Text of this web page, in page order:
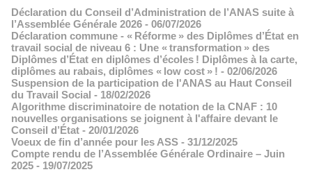
Déclaration du Conseil d’Administration de l’ANAS suite à
l’Assemblée Générale 2026 - 06/07/2026
Déclaration commune - « Réforme » des Diplômes d’État en
travail social de niveau 6 : Une « transformation » des
Diplômes d’État en diplômes d’écoles ! Diplômes à la carte,
diplômes au rabais, diplômes « low cost » ! - 02/06/2026
Suspension de la participation de l'ANAS au Haut Conseil
du Travail Social - 18/02/2026
Algorithme discriminatoire de notation de la CNAF : 10
nouvelles organisations se joignent à l'affaire devant le
Conseil d’État - 20/01/2026
Voeux de fin d’année pour les ASS - 31/12/2025
Compte rendu de l’Assemblée Générale Ordinaire – Juin
2025 - 19/07/2025